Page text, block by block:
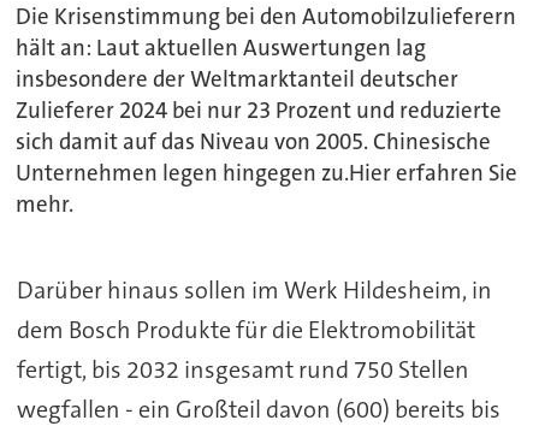
Die Krisenstimmung bei den Automobilzulieferern
hält an: Laut aktuellen Auswertungen lag
insbesondere der Weltmarktanteil deutscher
Zulieferer 2024 bei nur 23 Prozent und reduzierte
sich damit auf das Niveau von 2005. Chinesische
Unternehmen legen hingegen zu.Hier erfahren Sie
mehr.
Darüber hinaus sollen im Werk Hildesheim, in
dem Bosch Produkte für die Elektromobilität
fertigt, bis 2032 insgesamt rund 750 Stellen
wegfallen - ein Großteil davon (600) bereits bis